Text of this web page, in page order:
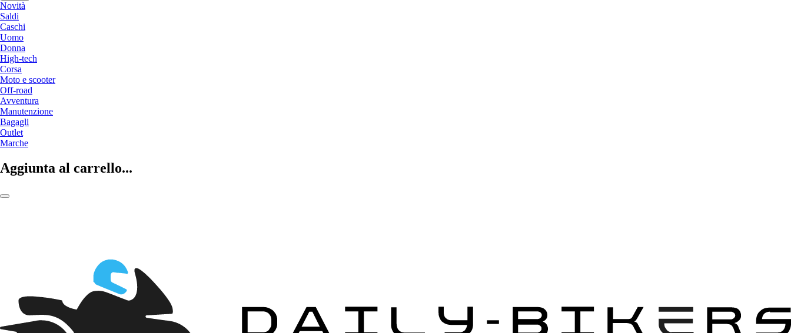
Novità
Saldi
Caschi
Uomo
Donna
High-tech
Corsa
Moto e scooter
Off-road
Avventura
Manutenzione
Bagagli
Outlet
Marche
Aggiunta al carrello...